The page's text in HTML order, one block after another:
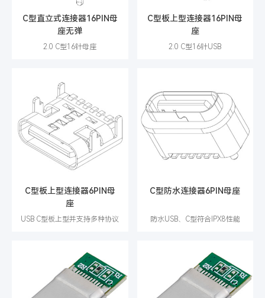
C型直立式连接器16PIN母
座无弹
2.0 C型16针母座
C型板上型连接器16PIN母
座
2.0 C型16针USB
C型板上型连接器6PIN母
座
USB C型板上型并支持多种协议
C型防水连接器6PIN母座
防水USB、C型符合IPX8性能